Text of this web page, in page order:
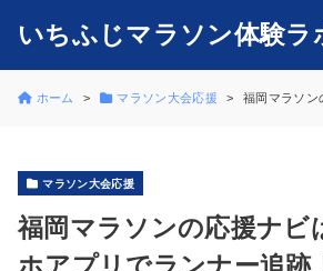
いちふじマラソン体験ラ
ホーム マラソン大会応援 福岡マラソン
マラソン大会応援
福岡マラソンの応援ナビ